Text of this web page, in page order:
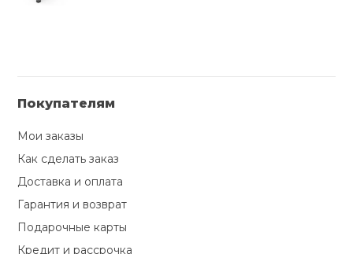
Покупателям
Мои заказы
Как сделать заказ
Доставка и оплата
Гарантия и возврат
Подарочные карты
Кредит и рассрочка